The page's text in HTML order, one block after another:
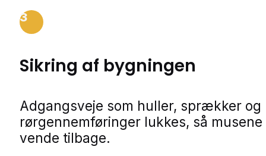
3
Sikring af bygningen
Adgangsveje som huller, sprækker og
rørgennemføringer lukkes, så
vende tilbage.